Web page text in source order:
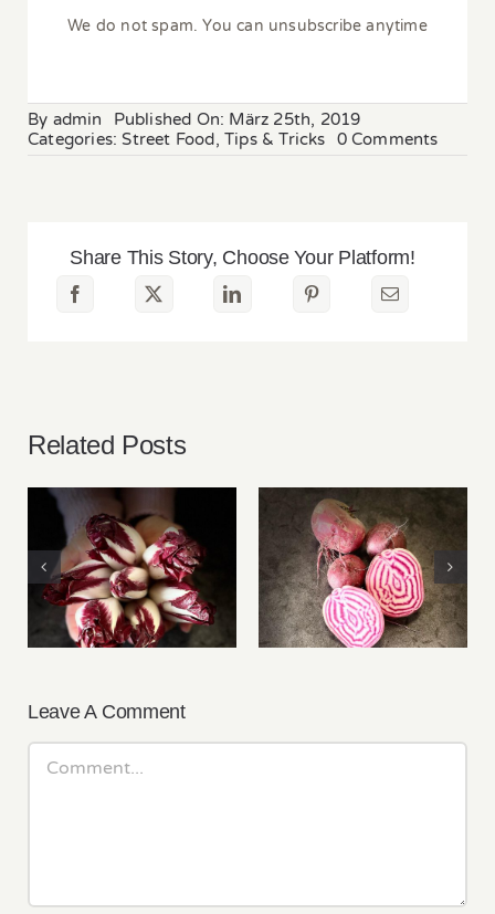
We do not spam. You can unsubscribe anytime
By admin
Published On: März 25th, 2019
Categories:Street Food , Tips & Tricks 0 Commentson
Share This Story, Choose Your Platform!
Related Posts
GEMÜSEECKE:
Radico
GEMÜSEECKE:
Zwiebeln
Leave A Comment
Comment